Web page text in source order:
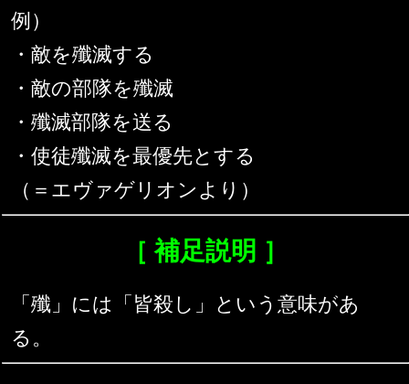
例）
・敵を殲滅する
・敵の部隊を殲滅
・殲滅部隊を送る
・使徒殲滅を最優先とする
（＝エヴァゲリオンより）
［ 補足説明 ］
「殲」には「皆殺し」という意味があ
る。